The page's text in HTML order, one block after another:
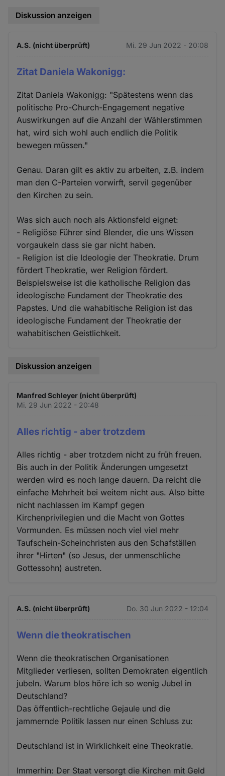
Diskussion anzeigen
A.S. (nicht überprüft) Mi. 29 Jun 2022 - 20:08
Zitat Daniela Wakonigg:
Zitat Daniela Wakonigg: "Spätestens wenn das
politische Pro-Church-Engagement negative
Auswirkungen auf die Anzahl der Wählerstimmen
hat, wird sich wohl auch endlich die Politik
bewegen müssen."
Genau. Daran gilt es aktiv zu arbeiten, z.B. indem
man den C-Parteien vorwirft, servil gegenüber
den Kirchen zu sein.
Was sich auch noch als Aktionsfeld eignet:
- Religiöse Führer sind Blender, die uns Wissen
vorgaukeln dass sie gar nicht haben.
- Religion ist die Ideologie der Theokratie. Drum
fördert Theokratie, wer Religion fördert.
Beispielsweise ist die katholische Religion das
ideologische Fundament der Theokratie des
Papstes. Und die wahabitische Religion ist das
ideologische Fundament der Theokratie der
wahabitischen Geistlichkeit.
Diskussion anzeigen
Manfred Schleyer (nicht überprüft)
Mi. 29 Jun 2022 - 20:48
Alles richtig - aber trotzdem
Alles richtig - aber trotzdem nicht zu früh freuen.
Bis auch in der Politik Änderungen umgesetzt
werden wird es noch lange dauern. Da reicht die
einfache Mehrheit bei weitem nicht aus. Also bitte
nicht nachlassen im Kampf gegen
Kirchenprivilegien und die Macht von Gottes
Vormunden. Es müssen noch viel viel mehr
Taufschein-Scheinchristen aus den Schafställen
ihrer "Hirten" (so Jesus, der unmenschliche
Gottessohn) austreten.
A.S. (nicht überprüft) Do. 30 Jun 2022 - 12:04
Wenn die theokratischen
Wenn die theokratischen Organisationen
Mitglieder verliesen, sollten Demokraten eigentlich
jubeln. Warum blos höre ich so wenig Jubel in
Deutschland?
Das öffentlich-rechtliche Gejaule und die
jammernde Politik lassen nur einen Schluss zu:
Deutschland ist in Wirklichkeit eine Theokratie.
Immerhin: Der Staat versorgt die Kirchen mit Geld